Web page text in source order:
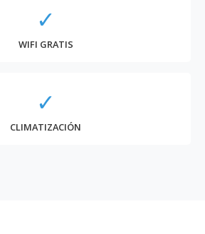
✓
WIFI GRATIS
✓
CLIMATIZACIÓN